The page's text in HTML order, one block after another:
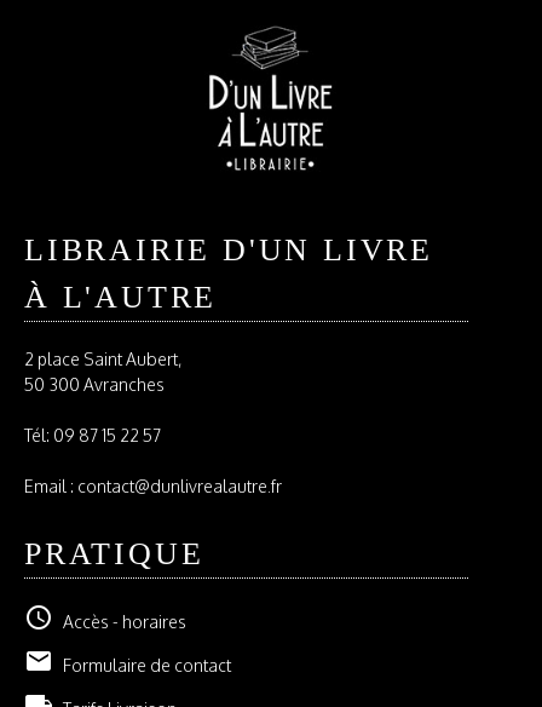
LIBRAIRIE D'UN LIVRE
À L'AUTRE
2 place Saint Aubert,
50 300 Avranches
Tél: 09 87 15 22 57
Email : contact@dunlivrealautre.fr
PRATIQUE
schedule Accès - horaires
email Formulaire de contact